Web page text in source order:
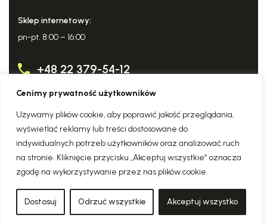
Cenimy prywatność użytkowników
Używamy plików cookie, aby poprawić jakość przeglądania,
wyświetlać reklamy lub treści dostosowane do
indywidualnych potrzeb użytkowników oraz analizować ruch
na stronie. Kliknięcie przycisku „Akceptuj wszystkie” oznacza
zgodę na wykorzystywanie przez nas plików cookie.
Dostosuj Odrzuć wszystkie Akceptuj wszystko
Sklep internetowy:
pn-pt. 8:00 – 16:00
+48 22 379-54-12
info@domowy-expert.pl
Copyright © 2026Domowy Expert Sp. z o.o.. Szeroki
wybór urządzeń renomowanych marek
Polityka plików cookies